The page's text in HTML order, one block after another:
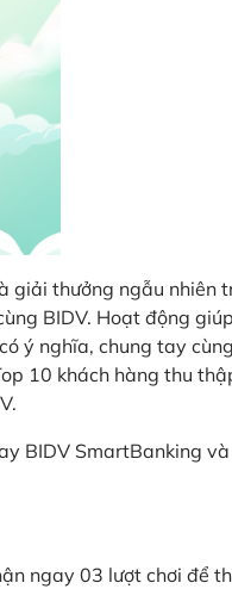
giải thưởng ngẫu nhiên
BIDV. Hoạt động
ý nghĩa, chung tay cùng
10 khách hàng thu
BIDV SmartBanking và
ngay 03 lượt chơi để